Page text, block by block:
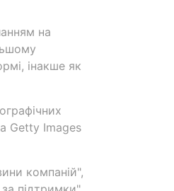
на
інакше як
Getty Images
компаній",